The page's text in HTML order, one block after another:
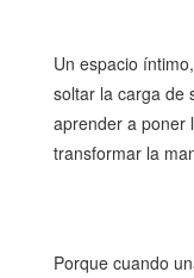
Un espacio
soltar la carga de
aprender a poner
transformar la
Porque cuando